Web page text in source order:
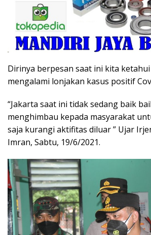
Dirinya berpesan saat ini kita ketahui
mengalami lonjakan kasus positif
“Jakarta saat ini tidak sedang baik
menghimbau kepada masyarakat
saja kurangi aktifitas diluar ” Ujar
Imran, Sabtu, 19/6/2021.